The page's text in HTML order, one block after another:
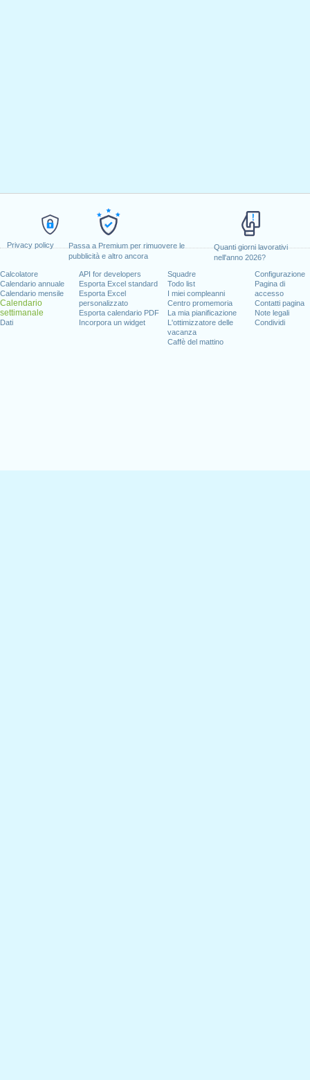
Privacy policy
Passa a Premium per rimuovere le
pubblicità e altro ancora
Quanti giorni lavorativi
nell'anno 2026?
Calcolatore
Calendario annuale
Calendario mensile
Calendario
settimanale
Dati
API for developers
Esporta Excel standard
Esporta Excel
personalizzato
Esporta calendario PDF
Incorpora un widget
Squadre
Todo list
I miei compleanni
Centro promemoria
La mia pianificazione
L'ottimizzatore delle
vacanza
Caffè del mattino
Configurazione
Pagina di
accesso
Contatti pagina
Note legali
Condividi